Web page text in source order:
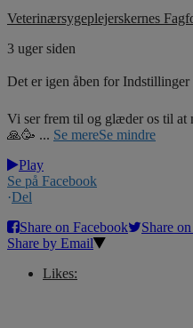
Veterinærsygeplejerskernes
3 uger siden
Det er igen åben for
Vi ser frem til og glæder os til at
🙏🥳 ... Se mereSe mindre
Play
Se på Facebook
·Del
Share on Facebook
Share
Share by Email
Likes: